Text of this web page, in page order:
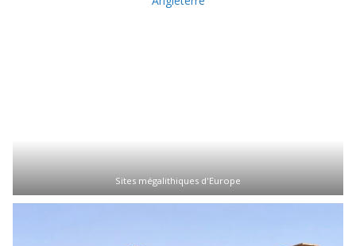
Sites mégalithiques d'Europe